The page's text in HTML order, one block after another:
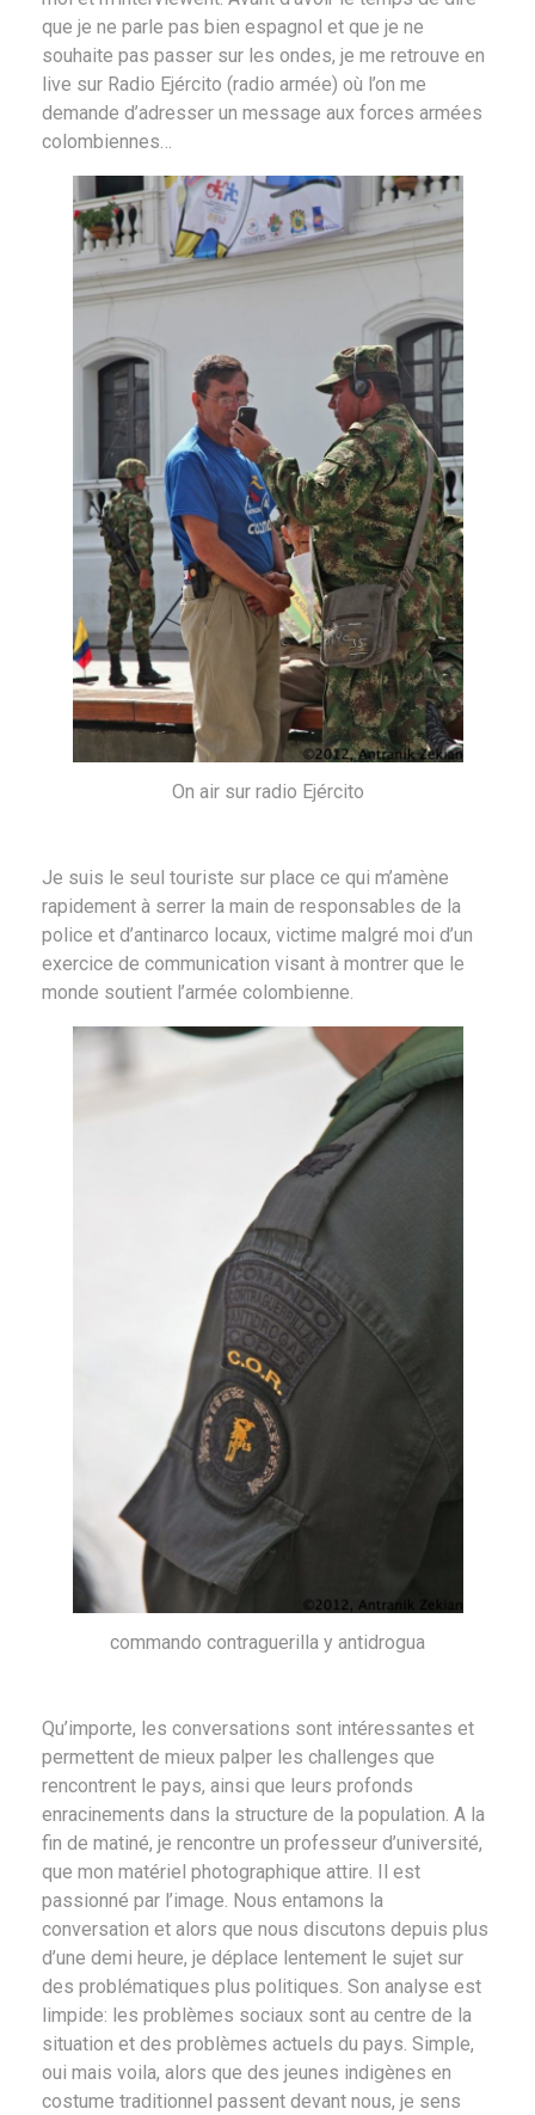
que je ne parle pas bien espagnol et que je ne
souhaite pas passer sur les ondes, je me retrouve en
live sur Radio Ejército (radio armée) où l’on me
demande d’adresser un message aux forces armées
colombiennes…
On air sur radio Ejército
Je suis le seul touriste sur place ce qui m’amène
rapidement à serrer la main de responsables de la
police et d’antinarco locaux, victime malgré moi d’un
exercice de communication visant à montrer que le
monde soutient l’armée colombienne.
commando contraguerilla y antidrogua
Qu’importe, les conversations sont intéressantes et
permettent de mieux palper les challenges que
rencontrent le pays, ainsi que leurs profonds
enracinements dans la structure de la population. A la
fin de matiné, je rencontre un professeur d’université,
que mon matériel photographique attire. Il est
passionné par l’image. Nous entamons la
conversation et alors que nous discutons depuis plus
d’une demi heure, je déplace lentement le sujet sur
des problématiques plus politiques. Son analyse est
limpide: les problèmes sociaux sont au centre de la
situation et des problèmes actuels du pays. Simple,
oui mais voila, alors que des jeunes indigènes en
costume traditionnel passent devant nous, je sens